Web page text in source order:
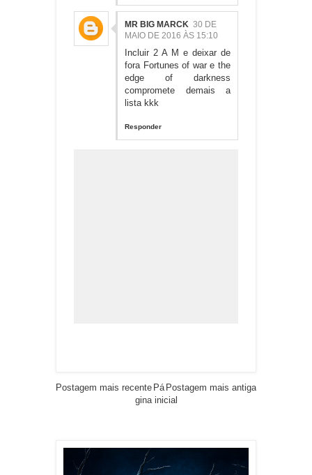
MR BIG MARCK 30 DE
MAIO DE 2016 ÀS 15:10
Incluir 2 A M e deixar de
fora Fortunes of war e the
edge of darkness
compromete demais a
lista kkk
Responder
Postagem mais recente Postagem mais antiga
Pá
gina inicial